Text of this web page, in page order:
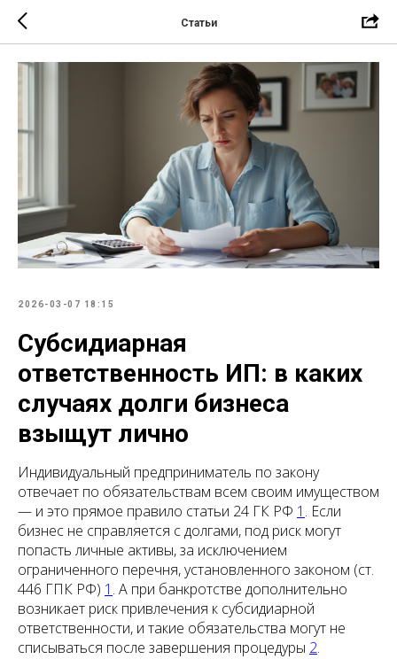
Статьи
2026-03-07 18:15
Субсидиарная
ответственность ИП: в каких
случаях долги бизнеса
взыщут лично
Индивидуальный предприниматель по закону
отвечает по обязательствам всем своим имуществом
— и это прямое правило статьи 24 ГК РФ 1 . Если
бизнес не справляется с долгами, под риск могут
попасть личные активы, за исключением
ограниченного перечня, установленного законом (ст.
446 ГПК РФ) 1 . А при банкротстве дополнительно
возникает риск привлечения к субсидиарной
ответственности, и такие обязательства могут не
списываться после завершения процедуры 2.